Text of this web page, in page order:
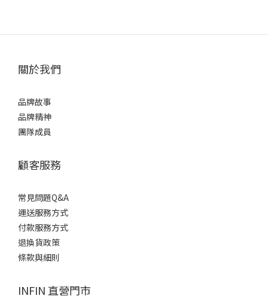
關於我們
品牌故事
品牌精神
團隊成員
顧客服務
常見問題Q&A
運送服務方式
付款服務方式
退換貨政策
條款與細則
INFIN 直營門市